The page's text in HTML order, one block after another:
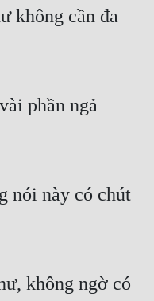
không cần đa
phần ngả
nói này có chút
không ngờ có